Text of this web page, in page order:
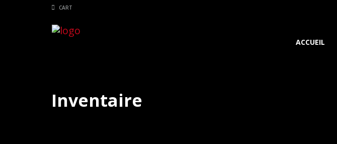
CART
ACCUEIL
Inventaire